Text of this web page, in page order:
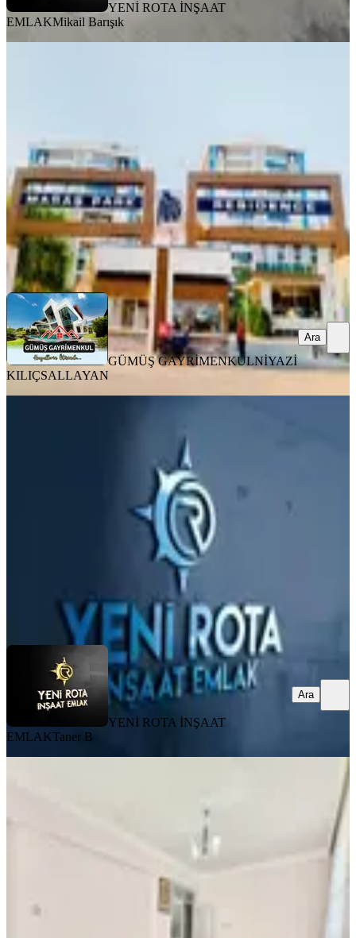
YENİ ROTA İNŞAAT
EMLAKMikail Barışık
4+1· · 04.08.2026
10.400.000 ₺
GÜMÜŞ GAYRİMENKULNİYAZİ KILIÇSALLAYAN
Ara
GÜMÜŞ GAYRİMENKULNİYAZİ
KILIÇSALLAYAN
Ara
Onikişubat, Yamaçtepe Mahallesi
55 m²·7. Kat·03.08.2026
2.300.000 ₺
Taner B
YENİ ROTA İNŞAAT
EMLAKTaner B
Ara
Onikişubat, Necip Fazıl Mahallesi
· 4. Kat·03.08.2026